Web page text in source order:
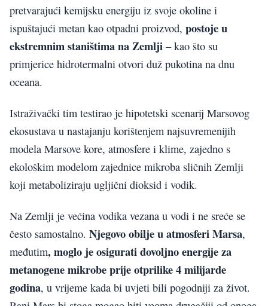
pretvarajući kemijsku energiju iz svoje okoline i
ispuštajući metan kao otpadni proizvod, postoje u
ekstremnim staništima na Zemlji – kao što su
primjerice hidrotermalni otvori duž pukotina na dnu
oceana.
Istraživački tim testirao je hipotetski scenarij Marsovog
ekosustava u nastajanju korištenjem najsuvremenijih
modela Marsove kore, atmosfere i klime, zajedno s
ekološkim modelom zajednice mikroba sličnih Zemlji
koji metaboliziraju ugljični dioksid i vodik.
Na Zemlji je većina vodika vezana u vodi i ne sreće se
često samostalno. Njegovo obilje u atmosferi Marsa,
međutim, moglo je osigurati dovoljno energije za
metanogene mikrobe prije otprilike 4 milijarde
godina, u vrijeme kada bi uvjeti bili pogodniji za život.